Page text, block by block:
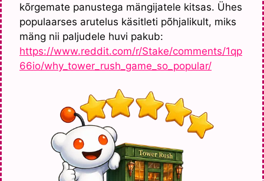
kõrgemate panustega mängijatele kitsas. Ühes
populaarses arutelus käsitleti põhjalikult, miks
mäng nii paljudele huvi pakub:
https://www.reddit.com/r/Stake/comments/1qp
66io/why_tower_rush_game_so_popular/